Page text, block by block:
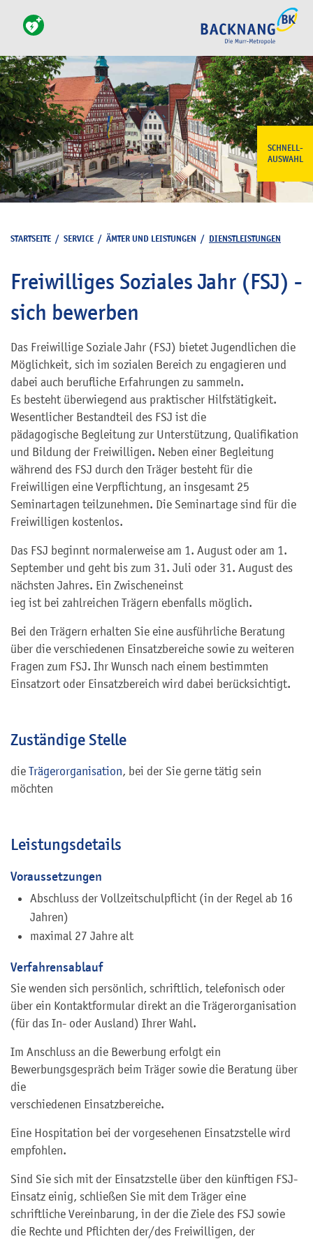
SCHNELL-
AUSWAHL
STARTSEITE / SERVICE / ÄMTER UND LEISTUNGEN / DIENSTLEISTUNGEN
Freiwilliges Soziales Jahr (FSJ) -
sich bewerben
Das Freiwillige Soziale Jahr (FSJ) bietet Jugendlichen die
Möglichkeit, sich im sozialen Bereich zu engagieren und
dabei auch berufliche Erfahrungen zu sammeln.
Es besteht überwiegend aus praktischer Hilfstätigkeit.
Wesentlicher Bestandteil des FSJ ist die
pädagogische Begleitung zur Unterstützung, Qualifikation
und Bildung der Freiwilligen. Neben einer Begleitung
während des FSJ durch den Träger besteht für die
Freiwilligen eine Verpflichtung, an insgesamt 25
Seminartagen teilzunehmen. Die Seminartage sind für die
Freiwilligen kostenlos.
Das FSJ beginnt normalerweise am 1. August oder am 1.
September und geht bis zum 31. Juli oder 31. August des
nächsten Jahres. Ein Zwischeneinst
ieg ist bei zahlreichen Trägern ebenfalls möglich.
Bei den Trägern erhalten Sie eine ausführliche Beratung
über die verschiedenen Einsatzbereiche sowie zu weiteren
Fragen zum FSJ. Ihr Wunsch nach einem bestimmten
Einsatzort oder Einsatzbereich wird dabei berücksichtigt.
Zuständige Stelle
die Trägerorganisation, bei der Sie gerne tätig sein
möchten
Leistungsdetails
Voraussetzungen
Abschluss der Vollzeitschulpflicht (in der Regel ab 16
Jahren)
maximal 27 Jahre alt
Verfahrensablauf
Sie wenden sich persönlich, schriftlich, telefonisch oder
über ein Kontaktformular direkt an die Trägerorganisation
(für das In- oder Ausland) Ihrer Wahl.
Im Anschluss an die Bewerbung erfolgt ein
Bewerbungsgespräch beim Träger sowie die Beratung über
die
verschiedenen Einsatzbereiche.
Eine Hospitation bei der vorgesehenen Einsatzstelle wird
empfohlen.
Sind Sie sich mit der Einsatzstelle über den künftigen FSJ-
Einsatz einig, schließen Sie mit dem Träger eine
schriftliche Vereinbarung, in der die Ziele des FSJ sowie
die Rechte und Pflichten der/des Freiwilligen, der